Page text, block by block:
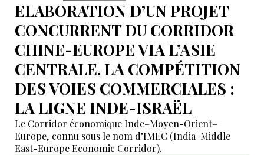
ELABORATION D’UN PROJET
CONCURRENT DU CORRIDOR
CHINE-EUROPE VIA L’ASIE
CENTRALE. LA COMPÉTITION
DES VOIES COMMERCIALES :
LA LIGNE INDE-ISRAËL
Le Corridor économique Inde–Moyen-Orient–
Europe, connu sous le nom d’IMEC (India-Middle
East-Europe Economic Corridor).